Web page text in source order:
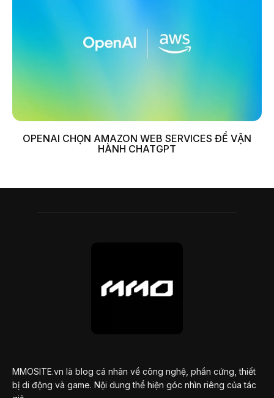
OPENAI CHỌN AMAZON WEB SERVICES ĐỂ VẬN
HÀNH CHATGPT
MMOSITE.vn là blog cá nhân về công nghệ, phần cứng, thiết
bị di động và game. Nội dung thể hiện góc nhìn riêng của tác